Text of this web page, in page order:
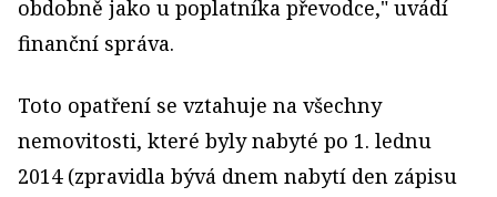
obdobně jako u poplatníka převodce," uvádí
finanční správa.
Toto opatření se vztahuje na všechny
nemovitosti, které byly nabyté po 1. lednu
2014 (zpravidla bývá dnem nabytí den zápisu